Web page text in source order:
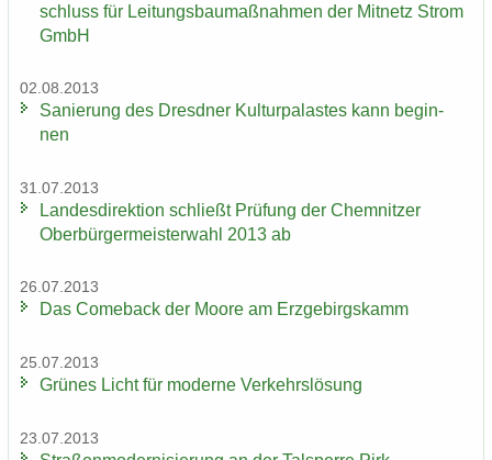
schluss für Lei­tungs­bau­maß­nah­men der Mit­netz Strom
GmbH
02.08.2013
Sa­nie­rung des Dresd­ner Kul­tur­pa­las­tes kann be­gin­
nen
31.07.2013
Lan­des­di­rek­ti­on schließt Prü­fung der Chem­nit­zer
Ober­bür­ger­meis­ter­wahl 2013 ab
26.07.2013
Das Come­back der Moore am Erz­ge­birgs­kamm
25.07.2013
Grü­nes Licht für mo­der­ne Ver­kehrs­lö­sung
23.07.2013